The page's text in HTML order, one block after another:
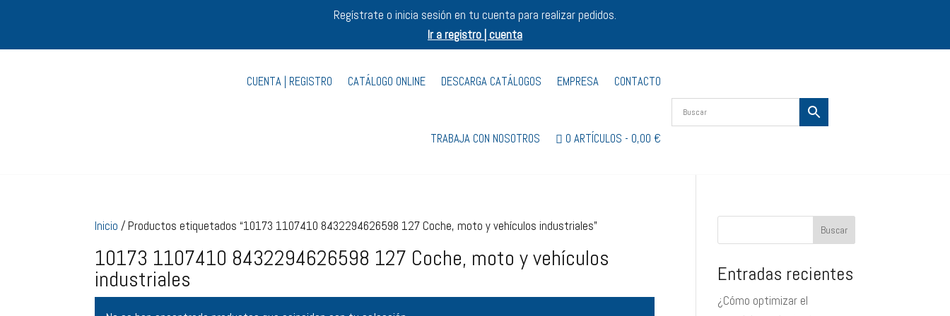
Regístrate o inicia sesión en tu cuenta para realizar pedidos.
Ir a registro | cuenta
CUENTA | REGISTRO CATÁLOGO ONLINE DESCARGA CATÁLOGOS EMPRESA CONTACTO
TRABAJA CON NOSOTROS 0 ARTÍCULOS 0,00 €
Inicio / Productos etiquetados “10173 1107410 8432294626598 127 Coche, moto y vehículos industriales”
10173 1107410 8432294626598 127 Coche, moto y vehículos
industriales
Buscar
Entradas recientes
¿Cómo optimizar el